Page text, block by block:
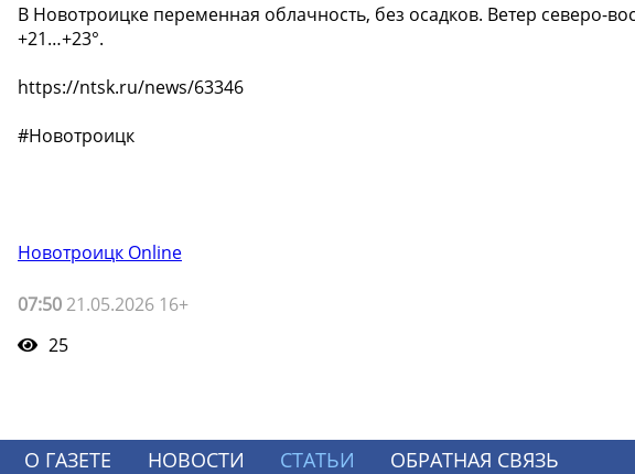
В Новотроицке переменная облачность, без осадков. Ветер северо-
+21…+23°.
https://ntsk.ru/news/63346
#Новотроицк
Новотроицк Online
07:50 21.05.2026 16+
25
О ГАЗЕТЕ НОВОСТИ СТАТЬИ ОБРАТНАЯ СВЯЗЬ